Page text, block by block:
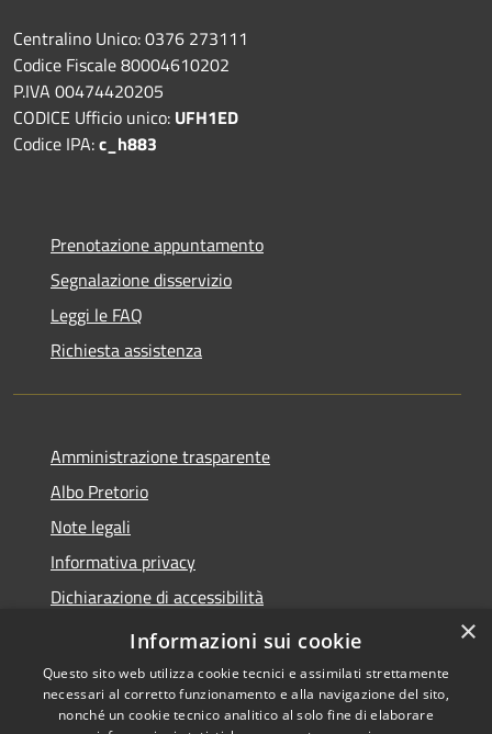
Centralino Unico: 0376 273111
Codice Fiscale 80004610202
P.IVA 00474420205
CODICE Ufficio unico: UFH1ED
Codice IPA:c_h883
Prenotazione appuntamento
Segnalazione disservizio
Leggi le FAQ
Richiesta assistenza
Amministrazione trasparente
Albo Pretorio
Note legali
Informativa privacy
Dichiarazione di accessibilità
Obiettivi di accessibilità
×
Informazioni sui cookie
Questo sito web utilizza cookie tecnici e assimilati strettamente
necessari al corretto funzionamento e alla navigazione del sito,
nonché un cookie tecnico analitico al solo fine di elaborare